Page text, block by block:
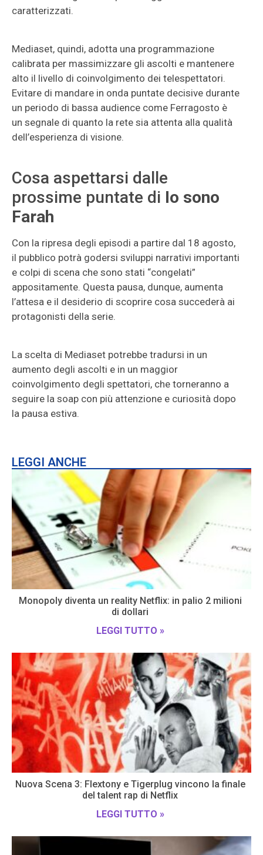
caratterizzati.
Mediaset, quindi, adotta una programmazione
calibrata per massimizzare gli ascolti e mantenere
alto il livello di coinvolgimento dei telespettatori.
Evitare di mandare in onda puntate decisive durante
un periodo di bassa audience come Ferragosto è
un segnale di quanto la rete sia attenta alla qualità
dell’esperienza di visione.
Cosa aspettarsi dalle
prossime puntate di Io sono
Farah
Con la ripresa degli episodi a partire dal 18 agosto,
il pubblico potrà godersi sviluppi narrativi importanti
e colpi di scena che sono stati “congelati”
appositamente. Questa pausa, dunque, aumenta
l’attesa e il desiderio di scoprire cosa succederà ai
protagonisti della serie.
La scelta di Mediaset potrebbe tradursi in un
aumento degli ascolti e in un maggior
coinvolgimento degli spettatori, che torneranno a
seguire la soap con più attenzione e curiosità dopo
la pausa estiva.
LEGGI ANCHE
Monopoly diventa un reality Netflix: in palio 2 milioni
di dollari
LEGGI TUTTO »
Nuova Scena 3: Flextony e Tigerplug vincono la finale
del talent rap di Netflix
LEGGI TUTTO »